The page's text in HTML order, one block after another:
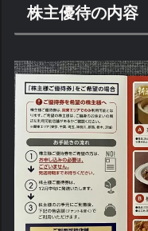
株主優待の内容